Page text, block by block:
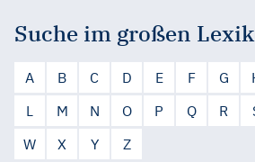
Suche im großen
A B C D E F G
L
M N O P Q R
W
X Y Z